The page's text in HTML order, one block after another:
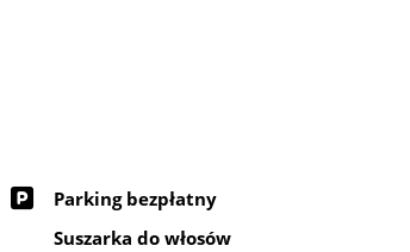
Parking bezpłatny
Suszarka do włosów